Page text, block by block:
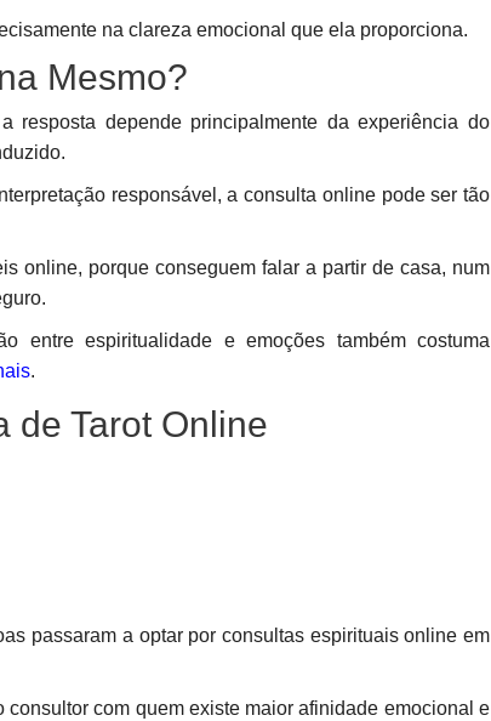
na clareza emocional que ela proporciona.
Mesmo?
resposta depende principalmente da experiência do
responsável, a consulta online pode ser tão
online, porque conseguem falar a partir de casa, num
entre espiritualidade e emoções também costuma
.
de Tarot Online
passaram a optar por consultas espirituais online em
com quem existe maior afinidade emocional e